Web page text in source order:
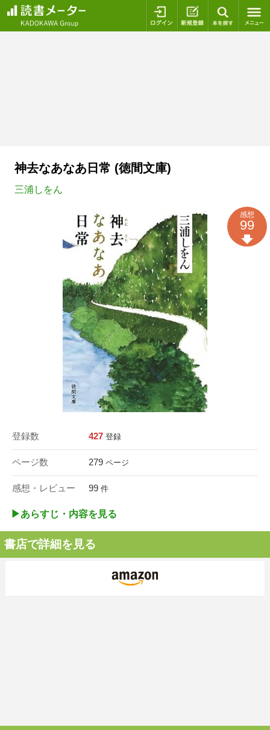
ログイン 新規登録
神去なあなあ日常 (徳間文庫)
三浦しをん
登録数 427 登録
ページ数 279 ページ
感想・レビュー 99 件
感想
99
▶︎あらすじ・内容を見る
書店で詳細を見る